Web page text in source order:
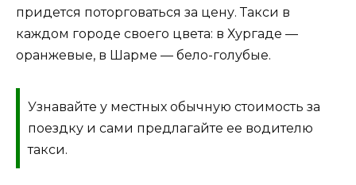
придется поторговаться за цену. Такси в
каждом городе своего цвета: в Хургаде —
оранжевые, в Шарме — бело-голубые.
Узнавайте у местных обычную стоимость за
поездку и сами предлагайте ее водителю
такси.